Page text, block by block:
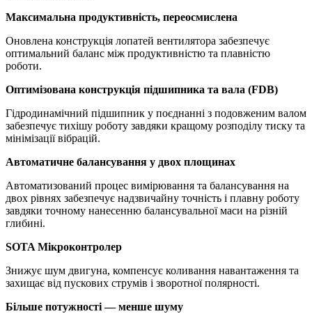
Максимальна продуктивність, переосмислена
Оновлена конструкція лопатей вентилятора забезпечує
оптимальний баланс між продуктивністю та плавністю
роботи.
Оптимізована конструкція підшипника та вала (FDB)
Гідродинамічний підшипник у поєднанні з подовженим валом
забезпечує тихішу роботу завдяки кращому розподілу тиску та
мінімізації вібрацій.
Автоматичне балансування у двох площинах
Автоматизований процес вимірювання та балансування на
двох рівнях забезпечує надзвичайну точність і плавну роботу
завдяки точному нанесенню балансувальної маси на різній
глибині.
SOTA Мікроконтролер
Знижує шум двигуна, компенсує коливання навантаження та
захищає від пускових струмів і зворотної полярності.
Більше потужності — менше шуму